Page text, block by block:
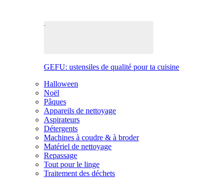
GEFU: ustensiles de qualité pour ta cuisine
Halloween
Noël
Pâques
Appareils de nettoyage
Aspirateurs
Détergents
Machines à coudre & à broder
Matériel de nettoyage
Repassage
Tout pour le linge
Traitement des déchets